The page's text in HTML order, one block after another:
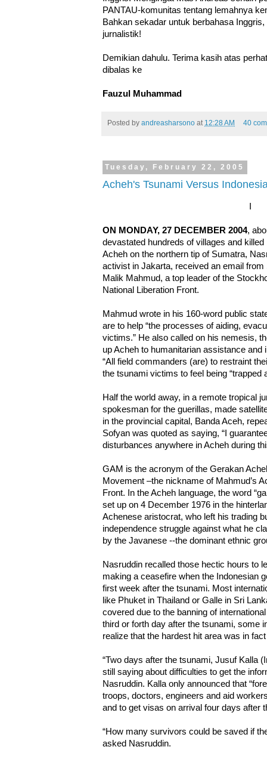
PANTAU-komunitas tentang lemahnya
Bahkan sekadar untuk berbahasa
jurnalistik!
Demikian dahulu. Terima kasih atas
dibalas ke
Fauzul Muhammad
Posted by andreasharsono at 12:28 AM 40
Tuesday, February 22, 2005
Acheh's Tsunami Versus
ON MONDAY, 27 DECEMBER 2004,
devastated hundreds of villages and
Acheh on the northern tip of Sumatra,
activist in Jakarta, received an email
Malik Mahmud, a top leader of the
National Liberation Front.
Mahmud wrote in his 160-word public
are to help “the processes of aiding,
victims.” He also called on his nemesis,
up Acheh to humanitarian assistance and
“All field commanders (are) to restraint
the tsunami victims to feel being “trapped
Half the world away, in a remote tropical
spokesman for the guerillas, made
in the provincial capital, Banda Aceh,
Sofyan was quoted as saying, “I
disturbances anywhere in Acheh during
GAM is the acronym of the Gerakan
Movement –the nickname of Mahmud’s
Front. In the Acheh language, the word
set up on 4 December 1976 in the
Achenese aristocrat, who left his trading
independence struggle against what he
by the Javanese --the dominant ethnic
Nasruddin recalled those hectic hours to
making a ceasefire when the Indonesian
first week after the tsunami. Most
like Phuket in Thailand or Galle in Sri
covered due to the banning of
third or forth day after the tsunami, some
realize that the hardest hit area was in
“Two days after the tsunami, Jusuf Kalla
still saying about difficulties to get the
Nasruddin. Kalla only announced that
troops, doctors, engineers and aid
and to get visas on arrival four days after
“How many survivors could be saved if
asked Nasruddin.